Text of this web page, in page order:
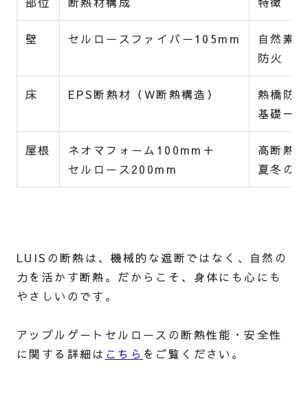
壁 セルロースファイバー105mm
自然素
防火
床 EPS断熱材（W断熱構造）
熱橋防
基礎一
屋根
ネオマフォーム100mm＋
セルロース200mm
高断熱
夏冬の
LUISの断熱は、機械的な遮断ではなく、自然の
力を活かす断熱。だからこそ、身体にも心にも
やさしいのです。
アップルゲートセルロースの断熱性能・安全性
に関する詳細は こちら をご覧ください。